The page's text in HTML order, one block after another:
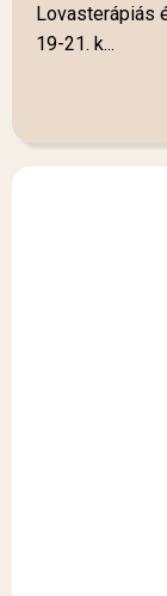
Lovasterápiás
19-21. k...